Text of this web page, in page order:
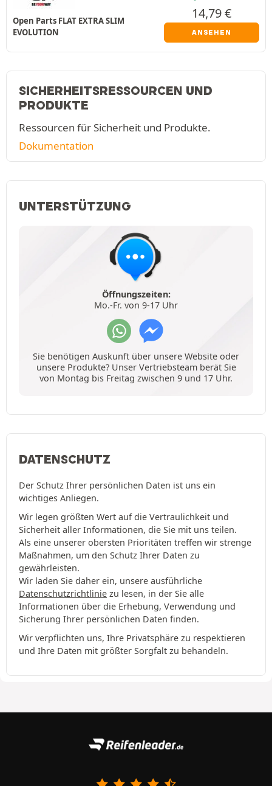
Open Parts FLAT EXTRA SLIM
EVOLUTION
14,79€
ANSEHEN
SICHERHEITSRESSOURCEN UND
PRODUKTE
Ressourcen für Sicherheit und Produkte.
Dokumentation
UNTERSTÜTZUNG
Öffnungszeiten:
Mo.-Fr. von 9-17 Uhr
Sie benötigen Auskunft über unsere Website oder
unsere Produkte? Unser Vertriebsteam berät Sie
von Montag bis Freitag zwischen 9 und 17 Uhr.
DATENSCHUTZ
Der Schutz Ihrer persönlichen Daten ist uns ein
wichtiges Anliegen.
Wir legen größten Wert auf die Vertraulichkeit und
Sicherheit aller Informationen, die Sie mit uns teilen.
Als eine unserer obersten Prioritäten treffen wir strenge
Maßnahmen, um den Schutz Ihrer Daten zu
gewährleisten.
Wir laden Sie daher ein, unsere ausführliche
Datenschutzrichtlinie zu lesen, in der Sie alle
Informationen über die Erhebung, Verwendung und
Sicherung Ihrer persönlichen Daten finden.
Wir verpflichten uns, Ihre Privatsphäre zu respektieren
und Ihre Daten mit größter Sorgfalt zu behandeln.